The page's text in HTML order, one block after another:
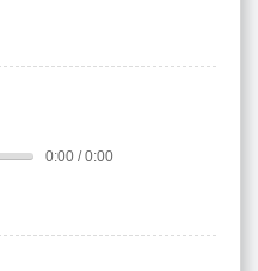
0:00 / 0:00